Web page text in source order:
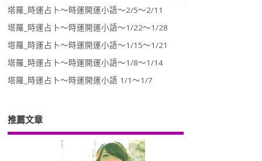
塔羅_時運占卜～時運開運小語～2/5～2/11
塔羅_時運占卜～時運開運小語～1/22～1/28
塔羅_時運占卜～時運開運小語～1/15～1/21
塔羅_時運占卜～時運開運小語～1/8～1/14
塔羅_時運占卜～時運開運小語 1/1～1/7
推薦文章